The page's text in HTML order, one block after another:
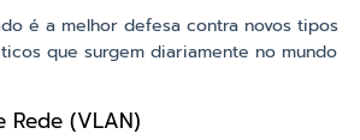
é a melhor defesa contra novos tipos
que surgem diariamente no mundo
Rede (VLAN)